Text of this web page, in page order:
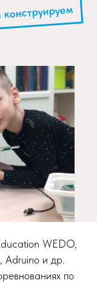
WEDO,
Adruino и др.
по